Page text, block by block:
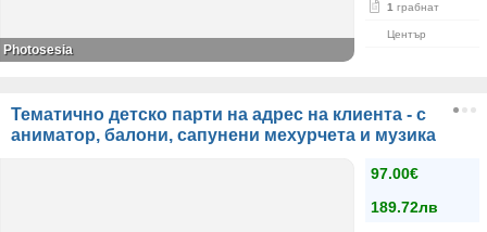
1 грабнат
Център
Photosesia
Тематично детско парти на адрес на клиента - с
аниматор, балони, сапунени мехурчета и музика
97.00€
189.72лв